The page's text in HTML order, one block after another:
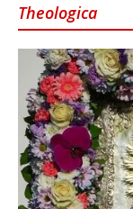
Theologica